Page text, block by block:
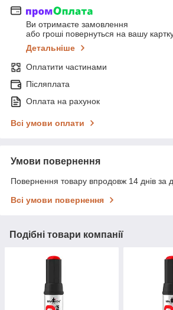
Ви отримаєте замовлення
або гроші повернуться на вашу
Детальніше
Оплатити частинами
Післяплата
Оплата на рахунок
Всі умови оплати
Умови повернення
Повернення товару впродовж 14 днів за
Всі умови повернення
Подібні товари компанії